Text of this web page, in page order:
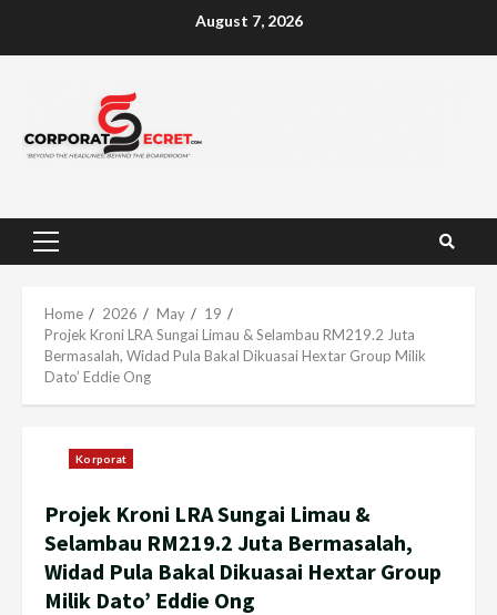
August 7, 2026
Primary
Home 2026 May
19
Projek Kroni LRA Sungai Limau & Selambau RM219.2 Juta
Bermasalah, Widad Pula Bakal Dikuasai Hextar Group Milik
Dato’ Eddie Ong
Korporat
Projek Kroni LRA Sungai Limau &
Selambau RM219.2 Juta Bermasalah,
Widad Pula Bakal Dikuasai Hextar Group
Milik Dato’ Eddie Ong